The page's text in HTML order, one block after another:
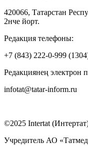
420066, Татарстан
2нче йорт.
Редакция телефоны:
+7 (843) 222-0-999
Редакциянең электрон
infotat@tatar-inform.ru
©2025 Intertat
Учредитель АО